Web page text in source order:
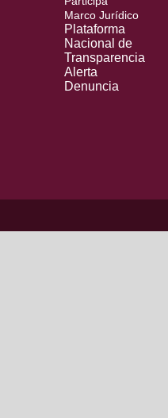
Marco Jurídico
Plataforma
Nacional de
Transparencia
Alerta
Denuncia